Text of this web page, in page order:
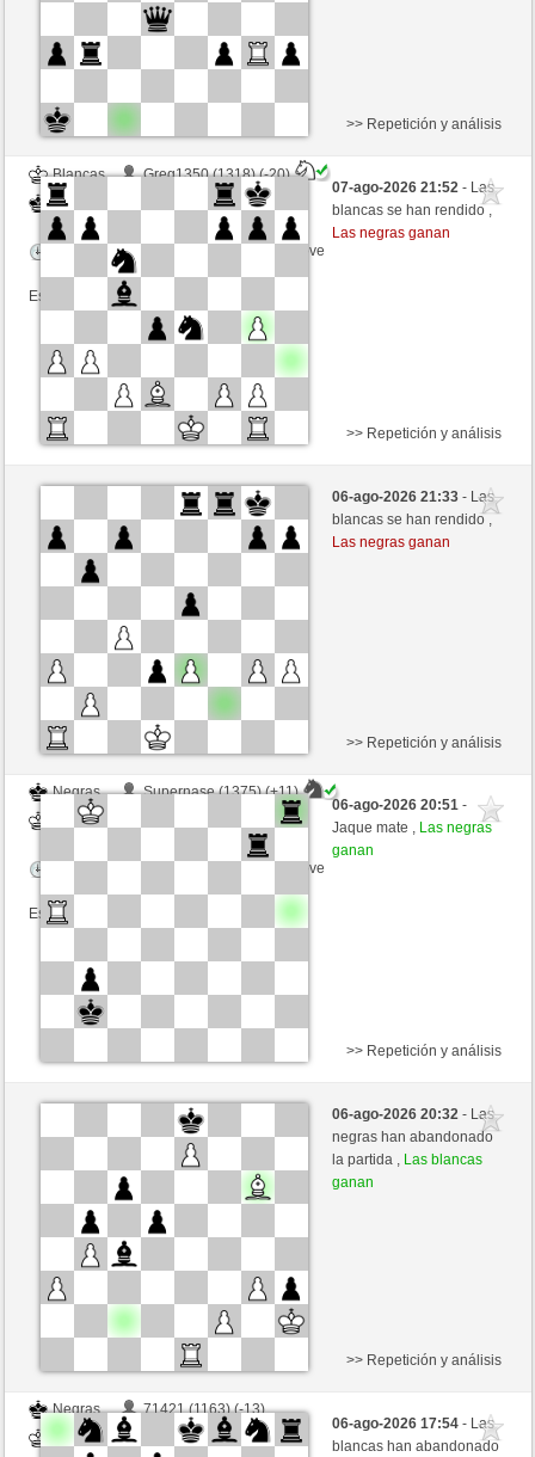
Blancas
Greg1350 (1318) (-20)
Negras
Fliese (1236) (+20)
Tiempo: 9 minutes/side + 9 seconds/move
Esta partida es por puntos
>> Repetición y análisis
07-ago-2026 21:52- Las
blancas se han rendido ,
Las negras ganan
Negras
Greg1350 (1304) (+14)
Fliese (1250) (-14)
Tiempo: 9 minutes/side + 9 seconds/move
Esta partida es por puntos
>> Repetición y análisis
06-ago-2026 21:33- Las
blancas se han rendido ,
Las negras ganan
Negras
Supernase (1375) (+11)
Blancas
Tiempo: 9 minutes/side + 9 seconds/move
Esta partida es por puntos
>> Repetición y análisis
06-ago-2026 20:51-
Jaque mate , Las negras
ganan
Blancas
BARRILETE (1223) (-15)
Fliese (1246) (+15)
Tiempo: 9 minutes/side + 9 seconds/move
Esta partida es por puntos
>> Repetición y análisis
06-ago-2026 20:32- Las
negras han abandonado
la partida , Las blancas
ganan
Negras
71421 (1163) (-13)
Blancas
Fliese (1233) (+13)
>> Repetición y análisis
06-ago-2026 17:54- Las
blancas han abandonado